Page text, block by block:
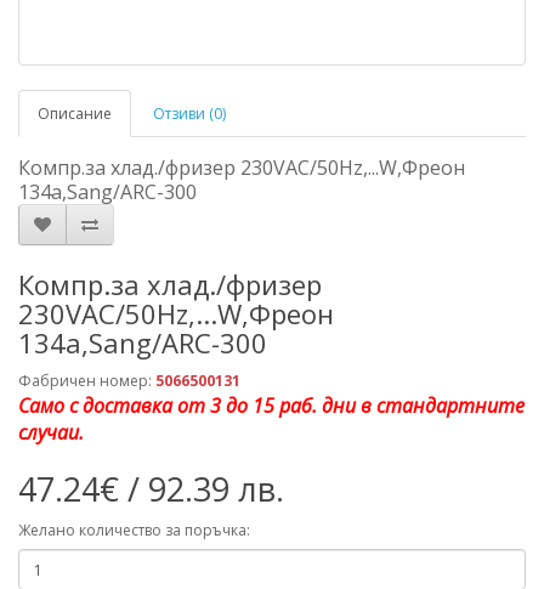
Описание Отзиви (0)
Компр.за хлад./фризер 230VAC/50Hz,...W,Фреон
134а,Sang/ARC-300
Компр.за хлад./фризер
230VAC/50Hz,...W,Фреон
134а,Sang/ARC-300
Фабричен номер: 5066500131
Само с доставка от 3 до 15 раб. дни в стандартните
случаи.
47.24€ / 92.39 лв.
Желано количество за поръчка: